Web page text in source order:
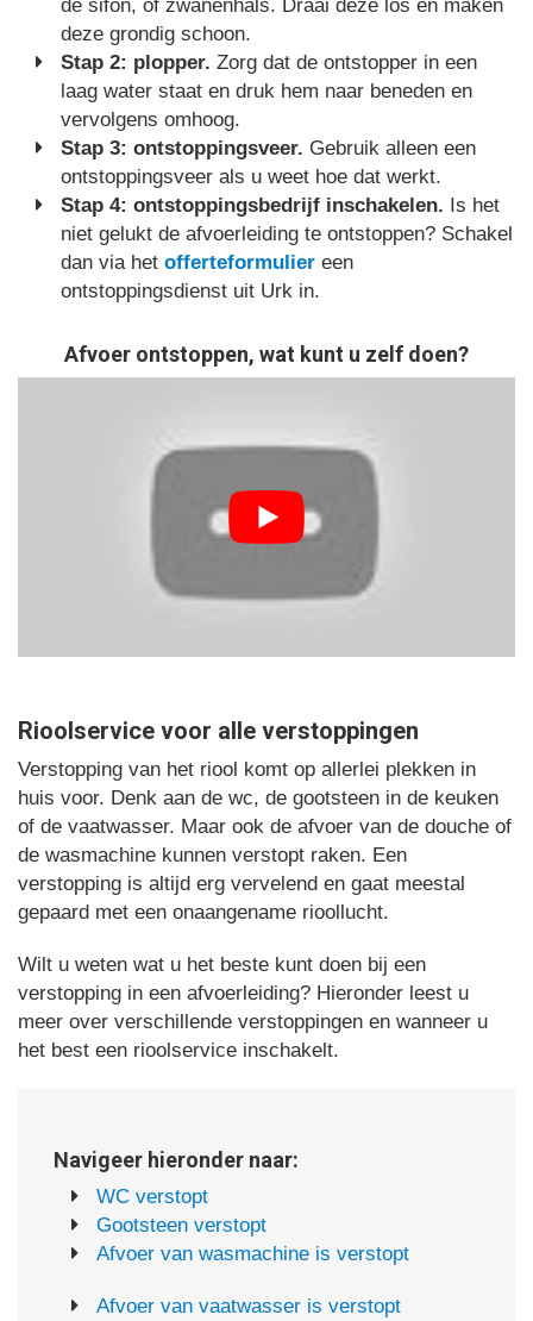
de sifon, of zwanenhals. Draai deze los en maken
deze grondig schoon.
Stap 2: plopper. Zorg dat de ontstopper in een
laag water staat en druk hem naar beneden en
vervolgens omhoog.
Stap 3: ontstoppingsveer. Gebruik alleen een
ontstoppingsveer als u weet hoe dat werkt.
Stap 4: ontstoppingsbedrijf inschakelen. Is het
niet gelukt de afvoerleiding te ontstoppen? Schakel
dan via hetofferteformulier een
ontstoppingsdienst uit Urk in.
Afvoer ontstoppen, wat kunt u zelf doen?
Rioolservice voor alle verstoppingen
Verstopping van het riool komt op allerlei plekken in
huis voor. Denk aan de wc, de gootsteen in de keuken
of de vaatwasser. Maar ook de afvoer van de douche of
de wasmachine kunnen verstopt raken. Een
verstopping is altijd erg vervelend en gaat meestal
gepaard met een onaangename rioollucht.
Wilt u weten wat u het beste kunt doen bij een
verstopping in een afvoerleiding? Hieronder leest u
meer over verschillende verstoppingen en wanneer u
het best een rioolservice inschakelt.
Navigeer hieronder naar:
WC verstopt
Gootsteen verstopt
Afvoer van wasmachine is verstopt
Afvoer van vaatwasser is verstopt